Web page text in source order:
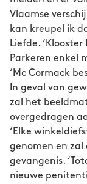
Vlaamse
kan kreupel ik
Liefde.
Parkeren enkel
‘Mc Cormack
In geval van
zal het
overgedragen
‘Elke
genomen en zal
gevangenis.
nieuwe